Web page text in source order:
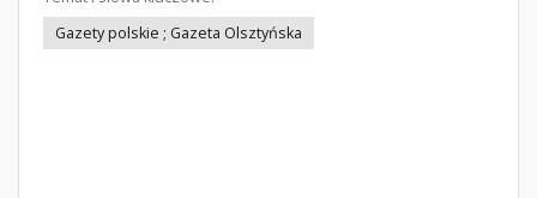
Gazety polskie ; Gazeta Olsztyńska